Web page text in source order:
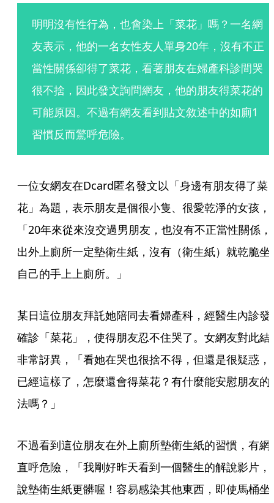
明明沒有性行為，也會染上「菜花」嗎？一名網
友表示，他的一名女性友人單身20年，沒有不正
當性關係卻得了菜花，看著朋友在婦產科診間哭
很不捨，因此發文詢問網友，他的朋友得菜花的
可能原因。不過有網友看到貼文敘述中的如廁1
習慣反而驚呼危險。
一位女網友在Dcard匿名發文以「身邊有朋友得了菜
花」為題，表示朋友是個很小隻、很愛乾淨的女孩，
「20年來從來沒交過男朋友，也沒有不正當性關係，
出外上廁所一定墊衛生紙，沒有（衛生紙）就乾脆坐
自己的手上上廁所。」
某日這位朋友拜託她陪同去看婦產科，經醫生內診發
確診「菜花」，使得朋友忍不住哭了。女網友對此結
非常訝異，「看她在哭也很捨不得，但還是很疑惑，
已經這樣了，怎麼還會得菜花？有什麼能安慰朋友的
法嗎？」
不過看到這位朋友在外上廁所墊衛生紙的習慣，有網
直呼危險，「我剛好昨天看到一個醫生的解說影片，
說墊衛生紙更髒喔！容易感染其他東西，即使馬桶坐